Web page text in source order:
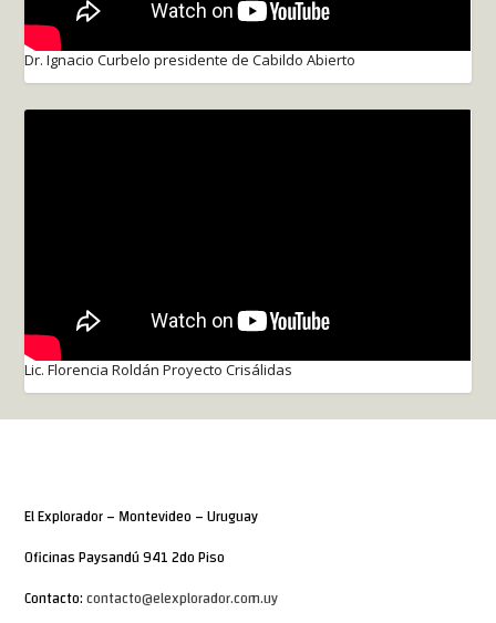
Dr. Ignacio Curbelo presidente de Cabildo Abierto
Lic. Florencia Roldán Proyecto Crisálidas
El Explorador – Montevideo – Uruguay
Oficinas Paysandú 941 2do Piso
Contacto:contacto@elexplorador.com.uy